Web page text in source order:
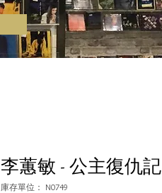
李蕙敏 - 公主復仇記
庫存單位： N0749